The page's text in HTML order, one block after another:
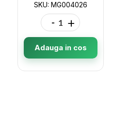
SKU: MG004026
- +
Adauga in cos